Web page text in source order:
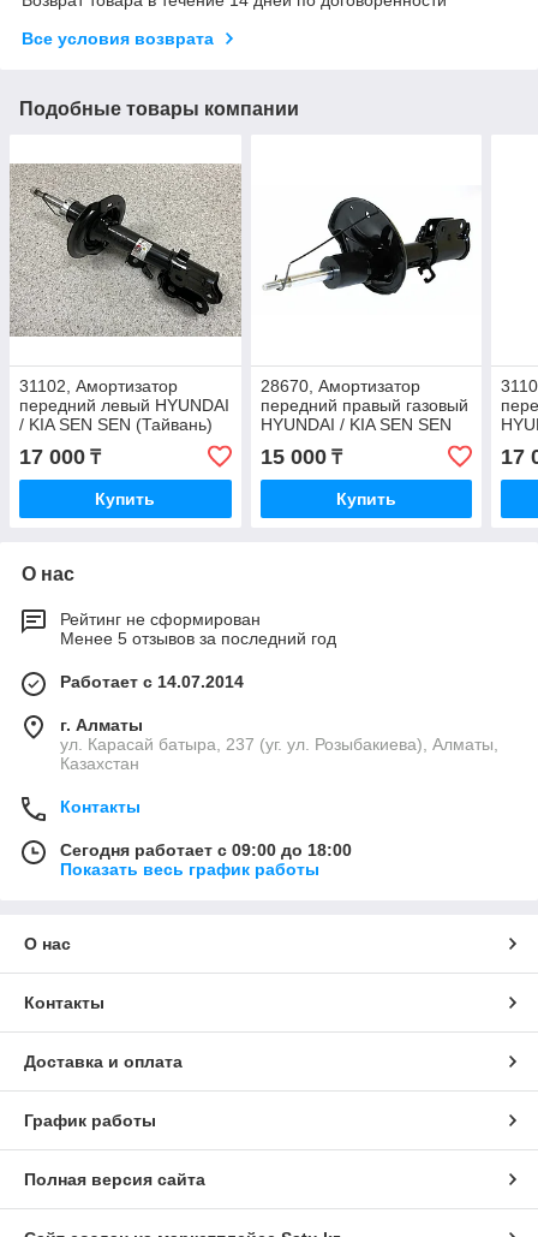
Все условия возврата
Подобные товары компании
31102, Амортизатор
передний левый HYUNDAI
/ KIA SEN SEN (Тайвань)
54651-1X000
17 000 ₸
Купить
28670, Амортизатор
передний правый газовый
HYUNDAI / KIA SEN SEN
(Тайвань) 54661-2F000
15 000₸
Купить
17
О нас
Рейтинг не сформирован
Менее 5 отзывов за последний год
Работает с 14.07.2014
г. Алматы
ул. Карасай батыра, 237 (уг. ул. Розыбакиева), Алматы,
Казахстан
Контакты
Сегодня работает с 09:00 до 18:00
Показать весь график работы
О нас
Контакты
Доставка и оплата
График работы
Полная версия сайта